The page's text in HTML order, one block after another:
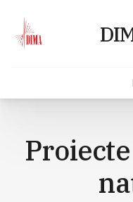
content